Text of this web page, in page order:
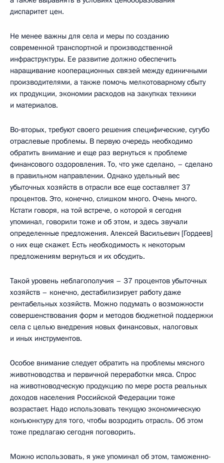
диспаритет цен.
Не менее важны для села и меры по созданию
современной транспортной и производственной
инфраструктуры. Ее развитие должно обеспечить
наращивание кооперационных связей между единичными
производителями, а также помочь мелкотоварному сбыту
их продукции, экономии расходов на закупках техники
и материалов.
Во‑вторых, требуют своего решения специфические, сугубо
отраслевые проблемы. В первую очередь необходимо
обратить внимание и еще раз вернуться к проблеме
финансового оздоровления. То, что уже сделано, – сделано
в правильном направлении. Однако удельный вес
убыточных хозяйств в отрасли все еще составляет 37
процентов. Это, конечно, слишком много. Очень много.
Кстати говоря, на той встрече, о которой я сегодня
упоминал, говорили тоже и об этом, и здесь звучали
определенные предложения. Алексей Васильевич [Гордеев]
о них еще скажет. Есть необходимость к некоторым
предложениям вернуться и их обсудить.
Такой уровень неблагополучия – 37 процентов убыточных
хозяйств – конечно, дестабилизирует работу даже
рентабельных хозяйств. Можно подумать о возможности
совершенствования форм и методов бюджетной поддержки
села с целью внедрения новых финансовых, налоговых
и иных инструментов.
Особое внимание следует обратить на проблемы мясного
животноводства и первичной переработки мяса. Спрос
на животноводческую продукцию по мере роста реальных
доходов населения Российской Федерации тоже
возрастает. Надо использовать текущую экономическую
конъюнктуру для того, чтобы возродить отрасль. Об этом
тоже предлагаю сегодня поговорить.
Можно использовать, я уже упоминал об этом, таможенно-